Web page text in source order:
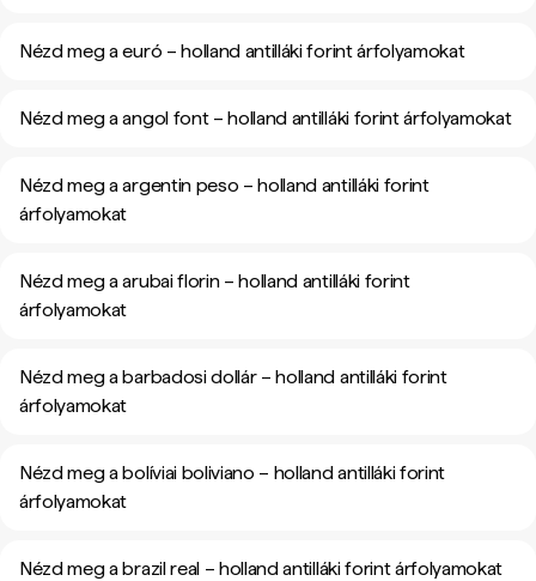
Nézd meg a euró – holland antilláki forint árfolyamokat
Nézd meg a angol font – holland antilláki forint árfolyamokat
Nézd meg a argentin peso – holland antilláki forint
árfolyamokat
Nézd meg a arubai florin – holland antilláki forint
árfolyamokat
Nézd meg a barbadosi dollár – holland antilláki forint
árfolyamokat
Nézd meg a bolíviai boliviano – holland antilláki forint
árfolyamokat
Nézd meg a brazil real – holland antilláki forint árfolyamokat